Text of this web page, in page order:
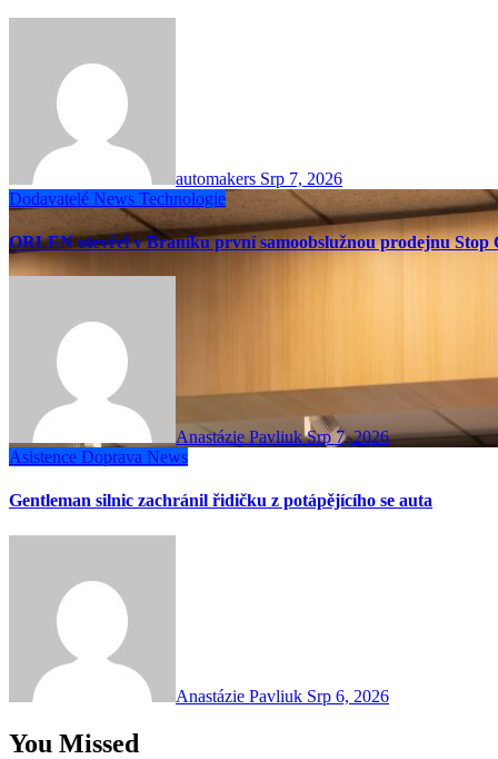
automakers Srp 7, 2026
Dodavatelé News Technologie
ORLEN otevřel v Braníku první samoobslužnou prodejnu Stop
Anastázie PavliukSrp 7, 2026
Asistence Doprava News
Gentleman silnic zachránil řidičku z potápějícího se auta
Anastázie Pavliuk Srp 6, 2026
You Missed